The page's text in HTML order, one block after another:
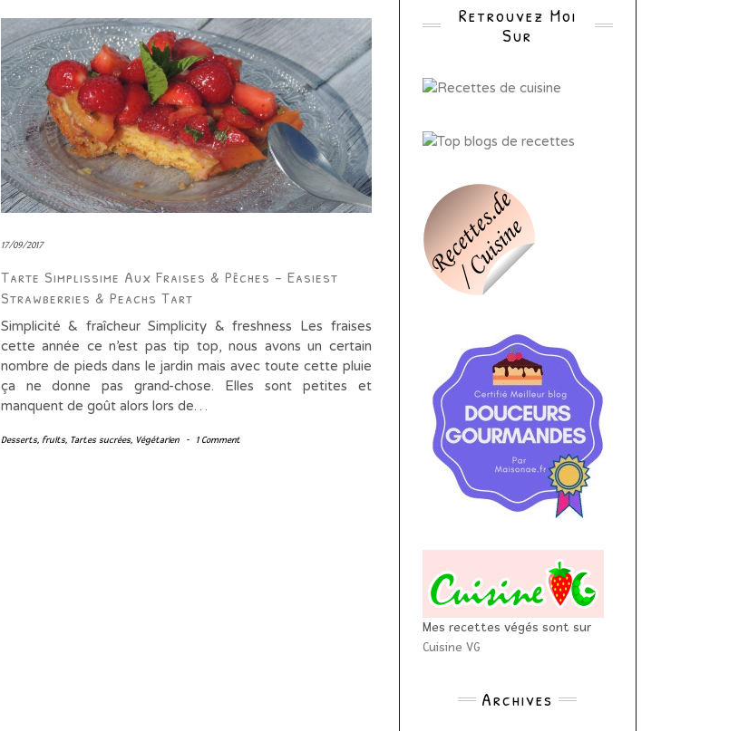
17/09/2017
Tarte Simplissime Aux Fraises & Pêches – Easiest
Strawberries & Peachs Tart
Simplicité & fraîcheur Simplicity & freshness Les fraises
cette année ce n’est pas tip top, nous avons un certain
nombre de pieds dans le jardin mais avec toute cette pluie
ça ne donne pas grand-chose. Elles sont petites et
manquent de goût alors lors de…
Desserts, fruits, Tartes sucrées, Végétarien - 1 Comment
Retrouvez Moi
Sur
Mes recettes végés sont sur
Cuisine VG
Archives